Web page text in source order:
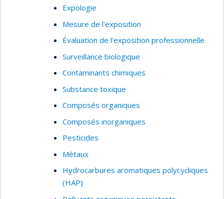
Expologie
Mesure de l'exposition
Évaluation de l'exposition professionnelle
Surveillance biologique
Contaminants chimiques
Substance toxique
Composés organiques
Composés inorganiques
Pesticides
Métaux
Hydrocarbures aromatiques polycycliques
(HAP)